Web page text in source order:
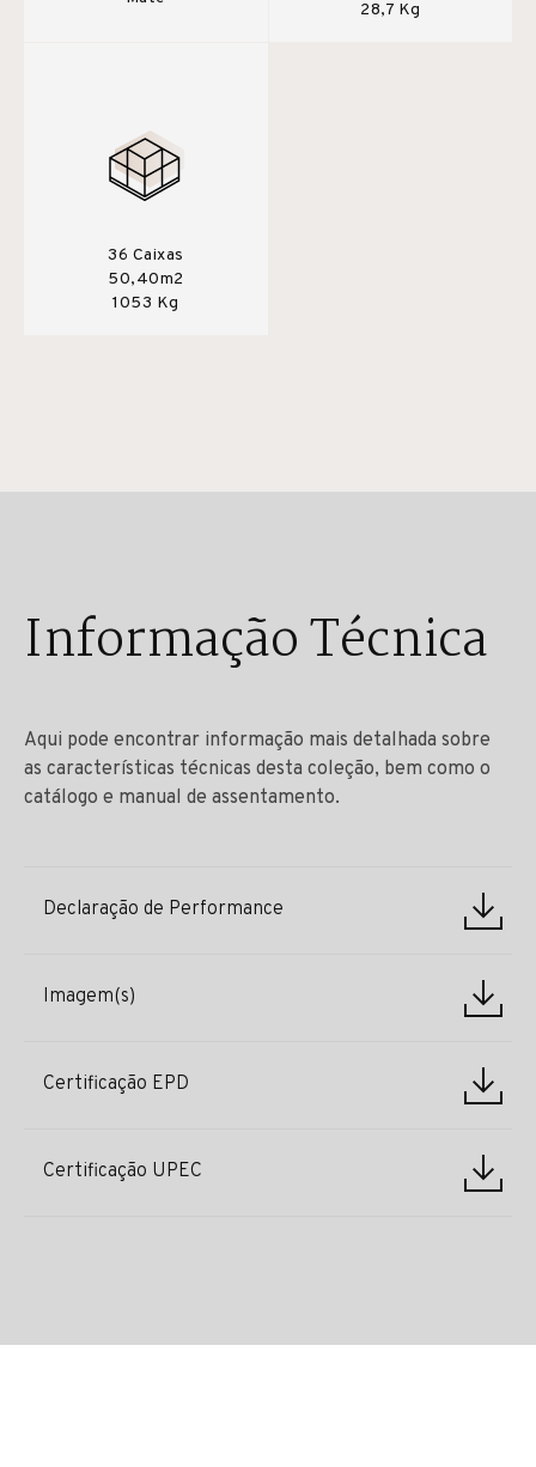
28,7 Kg
36 Caixas
50,40m2
1053 Kg
Informação Técnica
Aqui pode encontrar informação mais detalhada sobre
as características técnicas desta coleção, bem como o
catálogo e manual de assentamento.
Declaração de Performance
Imagem(s)
Certificação EPD
Certificação UPEC